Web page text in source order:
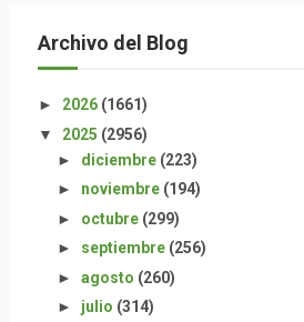
Archivo del Blog
► 2026 (1661)
▼ 2025 (2956)
► diciembre (223)
► noviembre (194)
► octubre (299)
► septiembre (256)
► agosto (260)
► julio (314)